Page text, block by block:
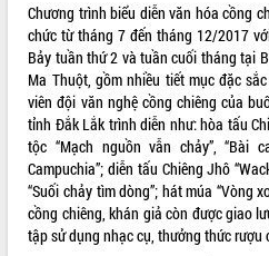
Chương trình biểu diễn văn hóa cồng
chức từ tháng 7 đến tháng 12/2017
Bảy tuần thứ 2 và tuần cuối tháng tại
Ma Thuột, gồm nhiều tiết mục đặc
viên đội văn nghệ cồng chiêng của
tỉnh Đắk Lắk trình diễn như: hòa tấu
tộc “Mạch nguồn vẫn chảy”,
Campuchia”; diễn tấu Chiêng Jhô
“Suối chảy tìm dòng”; hát múa “Vòng
cồng chiêng, khán giả còn được giao
tập sử dụng nhạc cụ, thưởng thức rượu